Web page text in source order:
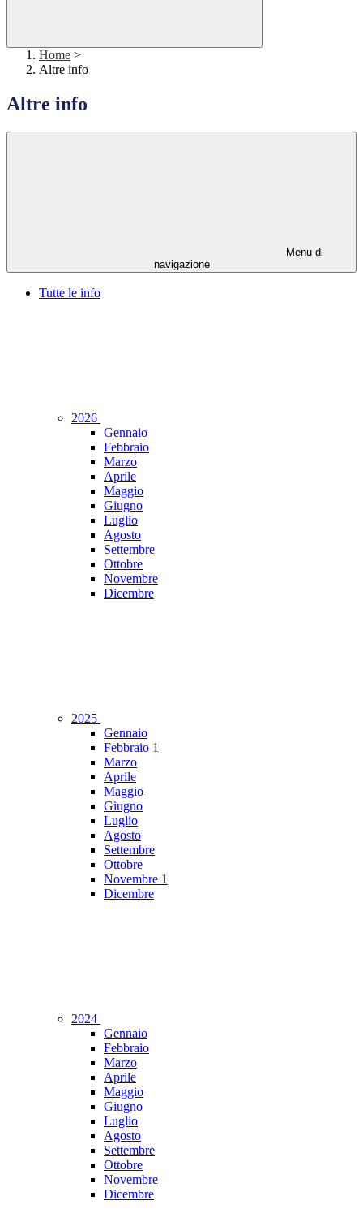
Home >
Altre info
Altre info
Menu di
navigazione
Tutte le info
2026
Gennaio
Febbraio
Marzo
Aprile
Maggio
Giugno
Luglio
Agosto
Settembre
Ottobre
Novembre
Dicembre
2025
Gennaio
Febbraio 1
Marzo
Aprile
Maggio
Giugno
Luglio
Agosto
Settembre
Ottobre
Novembre 1
Dicembre
2024
Gennaio
Febbraio
Marzo
Aprile
Maggio
Giugno
Luglio
Agosto
Settembre
Ottobre
Novembre
Dicembre